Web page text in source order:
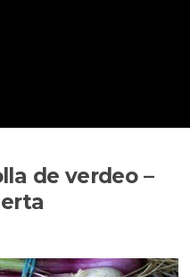
de verdeo –